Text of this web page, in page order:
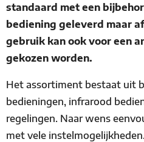
standaard met een
bediening geleverd maar
gebruik kan ook voor een
gekozen worden.
Het assortiment bestaat uit
bedieningen, infrarood
regelingen. Naar wens
met vele